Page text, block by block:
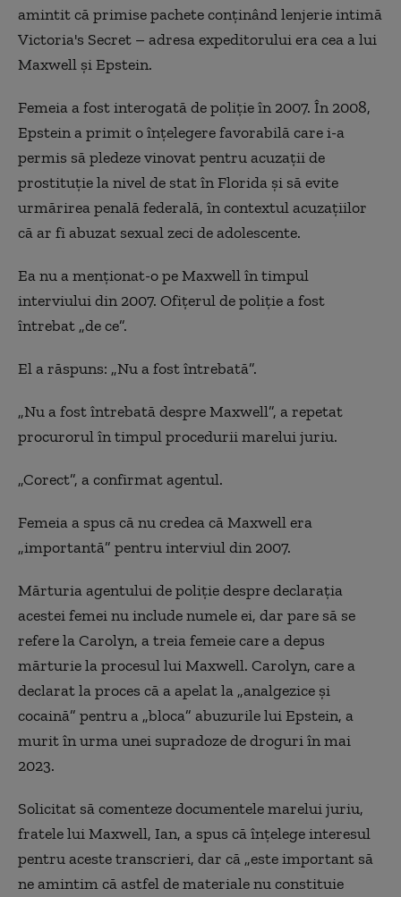
amintit că primise pachete conținând lenjerie intimă
Victoria's Secret – adresa expeditorului era cea a lui
Maxwell și Epstein.
Femeia a fost interogată de poliție în 2007. În 2008,
Epstein a primit o înțelegere favorabilă care i-a
permis să pledeze vinovat pentru acuzații de
prostituție la nivel de stat în Florida și să evite
urmărirea penală federală, în contextul acuzațiilor
că ar fi abuzat sexual zeci de adolescente.
Ea nu a menționat-o pe Maxwell în timpul
interviului din 2007. Ofițerul de poliție a fost
întrebat „de ce”.
El a răspuns: „Nu a fost întrebată”.
„Nu a fost întrebată despre Maxwell”, a repetat
procurorul în timpul procedurii marelui juriu.
„Corect”, a confirmat agentul.
Femeia a spus că nu credea că Maxwell era
„importantă” pentru interviul din 2007.
Mărturia agentului de poliție despre declarația
acestei femei nu include numele ei, dar pare să se
refere la Carolyn, a treia femeie care a depus
mărturie la procesul lui Maxwell. Carolyn, care a
declarat la proces că a apelat la „analgezice și
cocaină” pentru a „bloca” abuzurile lui Epstein, a
murit în urma unei supradoze de droguri în mai
2023.
Solicitat să comenteze documentele marelui juriu,
fratele lui Maxwell, Ian, a spus că înțelege interesul
pentru aceste transcrieri, dar că „este important să
ne amintim că astfel de materiale nu constituie